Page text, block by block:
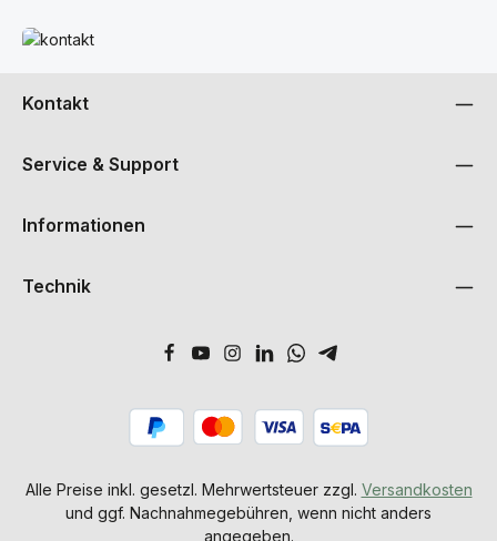
Mehr erfahren
Kontakt
Service & Support
Informationen
Technik
Alle Preise inkl. gesetzl. Mehrwertsteuer zzgl. Versandkosten
und ggf. Nachnahmegebühren, wenn nicht anders
angegeben.